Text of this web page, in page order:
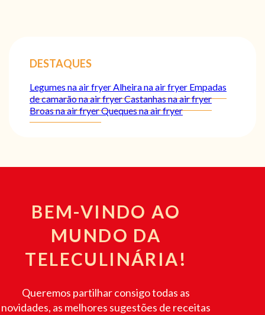
DESTAQUES
Legumes na air fryerAlheira na air fryer Empadas
de camarão na air fryerCastanhas na air fryer
Broas na air fryerQueques na air fryer
BEM-VINDO AO
MUNDO DA
TELECULINÁRIA!
Queremos partilhar consigo todas as
novidades, as melhores sugestões de receitas